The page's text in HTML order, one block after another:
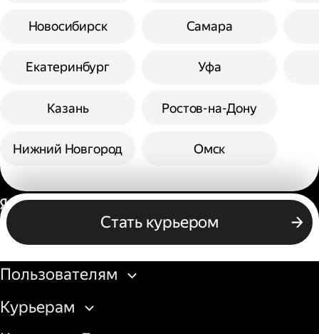
Новосибирск
Екатеринбург
Казань
Нижний Новгород
Самара
Уфа
Ростов-на-Дону
Омск
Стать курьером
Россия
Бизнесу
Пользователям
Курьерам